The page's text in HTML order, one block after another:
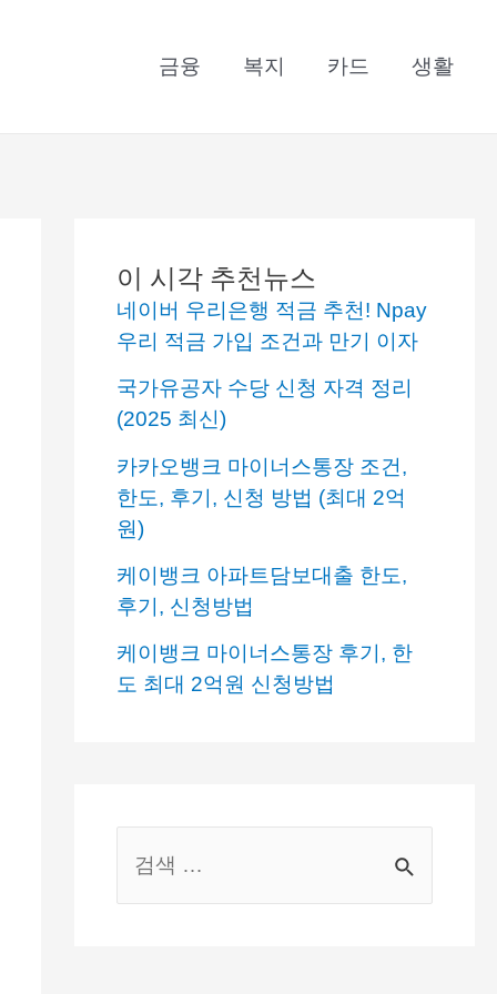
금융 복지 카드 생활
이 시각 추천뉴스
네이버 우리은행 적금 추천! Npay
우리 적금 가입 조건과 만기 이자
국가유공자 수당 신청 자격 정리
(2025 최신)
카카오뱅크 마이너스통장 조건,
한도, 후기, 신청 방법 (최대 2억
원)
케이뱅크 아파트담보대출 한도,
후기, 신청방법
케이뱅크 마이너스통장 후기, 한
도 최대 2억원 신청방법